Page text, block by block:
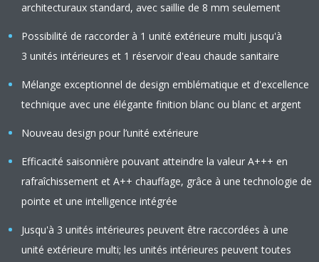
architecturaux standard, avec saillie de 8 mm seulement
Possibilité de raccorder à 1 unité extérieure multi jusqu'à
3 unités intérieures et 1 réservoir d'eau chaude sanitaire
Mélange exceptionnel de design emblématique et d'excellence
technique avec une élégante finition blanc ou blanc et argent
Nouveau design pour l’unité extérieure
Efficacité saisonnière pouvant atteindre la valeur A+++ en
rafraîchissement et A++ chauffage, grâce à une technologie de
pointe et une intelligence intégrée
Jusqu'à 3 unités intérieures peuvent être raccordées à une
unité extérieure multi; les unités intérieures peuvent toutes